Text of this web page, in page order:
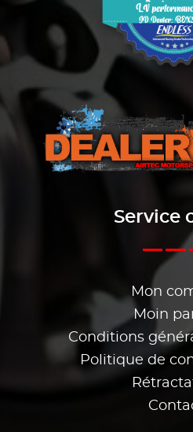
Service
Mon
Moin
Conditions
Politique de